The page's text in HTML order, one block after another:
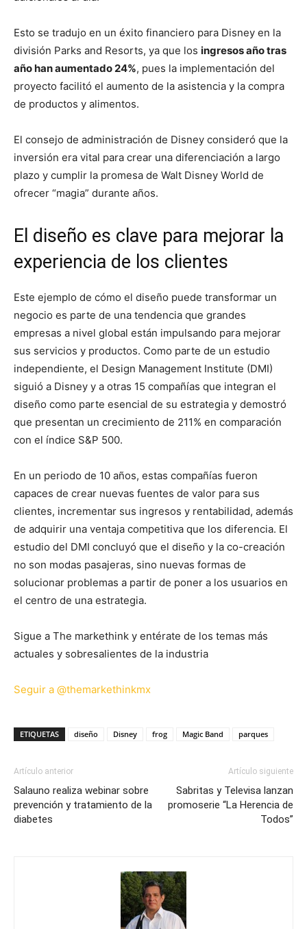
Esto se tradujo en un éxito financiero para Disney en la
división Parks and Resorts, ya que los ingresos año tras
año han aumentado 24%, pues la implementación del
proyecto facilitó el aumento de la asistencia y la compra
de productos y alimentos.
El consejo de administración de Disney consideró que la
inversión era vital para crear una diferenciación a largo
plazo y cumplir la promesa de Walt Disney World de
ofrecer “magia” durante años.
El diseño es clave para mejorar la
experiencia de los clientes
Este ejemplo de cómo el diseño puede transformar un
negocio es parte de una tendencia que grandes
empresas a nivel global están impulsando para mejorar
sus servicios y productos. Como parte de un estudio
independiente, el Design Management Institute (DMI)
siguió a Disney y a otras 15 compañías que integran el
diseño como parte esencial de su estrategia y demostró
que presentan un crecimiento de 211% en comparación
con el índice S&P 500.
En un periodo de 10 años, estas compañías fueron
capaces de crear nuevas fuentes de valor para sus
clientes, incrementar sus ingresos y rentabilidad, además
de adquirir una ventaja competitiva que los diferencia. El
estudio del DMI concluyó que el diseño y la co-creación
no son modas pasajeras, sino nuevas formas de
solucionar problemas a partir de poner a los usuarios en
el centro de una estrategia.
Sigue a The markethink y entérate de los temas más
actuales y sobresalientes de la industria
Seguir a @themarkethinkmx
ETIQUETAS diseño Disney frog Magic Band parques
Artículo anterior
Salauno realiza webinar sobre
prevención y tratamiento de la
diabetes
Artículo siguiente
Sabritas y Televisa lanzan
promoserie “La Herencia de
Todos”